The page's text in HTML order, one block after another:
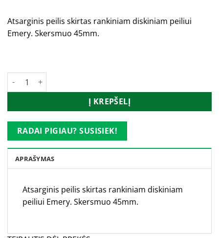
Atsarginis peilis skirtas rankiniam diskiniam peiliui
Emery. Skersmuo 45mm.
produkto kiekis: Diskinis peiliukas tiesus
Į KREPŠELĮ
RADAI PIGIAU? SUSISIEK!
APRAŠYMAS
Atsarginis peilis skirtas rankiniam diskiniam
peiliui Emery. Skersmuo 45mm.